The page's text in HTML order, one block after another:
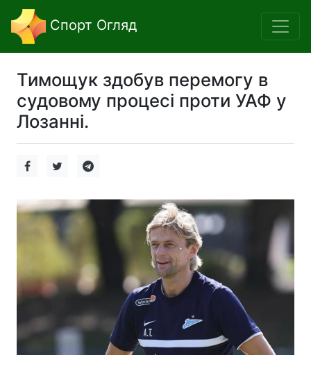
Спорт Огляд
Тимощук здобув перемогу в
судовому процесі проти УАФ у
Лозанні.